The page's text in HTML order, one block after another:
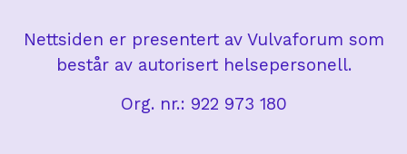
Nettsiden er presentert av Vulvaforum som
består av autorisert helsepersonell.
Org. nr.: 922 973 180